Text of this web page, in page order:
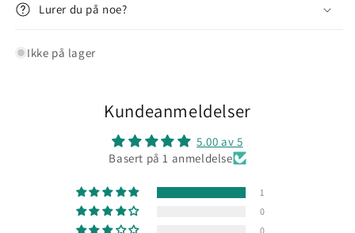
Lurer du på noe?
Ikke på lager
Kundeanmeldelser
5.00 av 5
Basert på 1 anmeldelse
1
0
0